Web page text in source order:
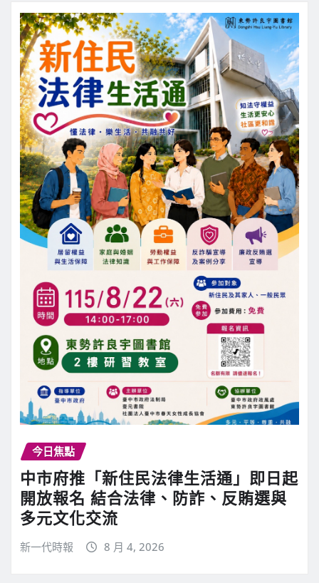
今日焦點
中市府推「新住民法律生活通」即日起
開放報名 結合法律、防詐、反賄選與
多元文化交流
新一代時報 8 月 4, 2026